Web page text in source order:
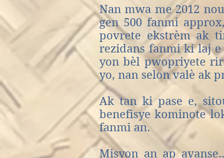
Nan mwa me 2012
gen 500 fanmi
povrete ekstrèm ak
rezidans fanmi ki laj
yon bèl pwopriyete
yo, nan selon valè ak
Ak tan ki pase e,
benefisye kominote
fanmi an.
Misyon an ap